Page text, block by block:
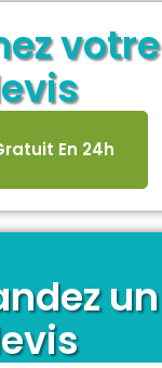
votre
En 24h
un